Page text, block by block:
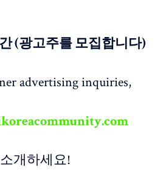
(광고주를 모집합니다)
advertising inquiries,
개하세요!